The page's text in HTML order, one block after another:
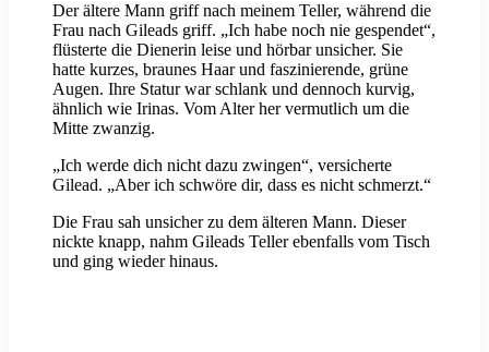
Der ältere Mann griff nach meinem Teller, während die
Frau nach Gileads griff. „Ich habe noch nie gespendet“,
flüsterte die Dienerin leise und hörbar unsicher. Sie
hatte kurzes, braunes Haar und faszinierende, grüne
Augen. Ihre Statur war schlank und dennoch kurvig,
ähnlich wie Irinas. Vom Alter her vermutlich um die
Mitte zwanzig.
„Ich werde dich nicht dazu zwingen“, versicherte
Gilead. „Aber ich schwöre dir, dass es nicht schmerzt.“
Die Frau sah unsicher zu dem älteren Mann. Dieser
nickte knapp, nahm Gileads Teller ebenfalls vom Tisch
und ging wieder hinaus.